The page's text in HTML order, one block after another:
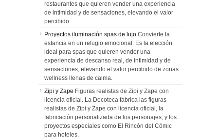
restaurantes que quieren vender una experiencia
de intimidad y de sensaciones, elevando el valor
percibido.
Proyectos iluminación spas de lujo Convierte la
estancia en un refugio emocional. Es la elección
ideal para spas que quieren vender una
experiencia de descanso real, de intimidad y de
sensaciones, elevando el valor percibido de zonas
wellness llenas de calma.
Zipi y Zape Figuras realistas de Zipi y Zape con
licencia oficial. La Decoteca fabrica las figuras
realistas de Zipi y Zape con licencia oficial, la
fabricación personalizada de los personajes, y los
proyectos especiales como El Rincón del Cómic
para hoteles.